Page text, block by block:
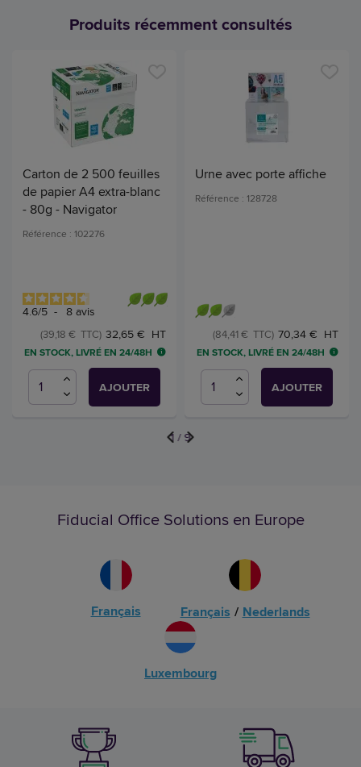
Produits récemment consultés
Carton de 2 500 feuilles
de papier A4 extra-blanc
- 80g - Navigator
Référence : 102276
4.6/5 - 8 avis
32,65 € HT
(39,18 € TTC)
EN STOCK, LIVRÉ EN 24/48H
AJOUTER
Urne avec porte affiche
Référence : 128728
70,34 € HT
(84,41 € TTC)
EN STOCK, LIVRÉ EN 24/48H
AJOUTER
1 / 9
Fiducial Office Solutions en Europe
Français Français / Nederlands
Luxembourg